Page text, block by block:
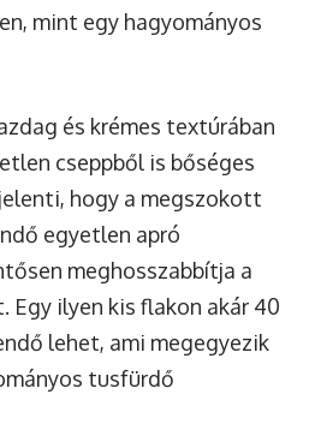
mint egy hagyományos
és krémes textúrában
cseppből is bőséges
hogy a megszokott
egyetlen apró
meghosszabbítja a
ilyen kis flakon akár 40
lehet, ami megegyezik
tusfürdő